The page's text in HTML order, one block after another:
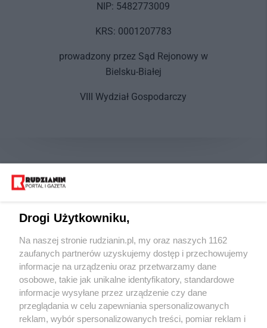
NIP: 5482773009
KRS: 0001207783
prowadzony przez Sąd Rejonowy w
Bielsku-Białej
VIII Wydział Gospodarczy
Wydawca mediów lokalnych
Drogi Użytkowniku,
Na naszej stronie rudzianin.pl, my oraz naszych 1162
zaufanych partnerów uzyskujemy dostęp i przechowujemy
informacje na urządzeniu oraz przetwarzamy dane
osobowe, takie jak unikalne identyfikatory, standardowe
informacje wysyłane przez urządzenie czy dane
przeglądania w celu zapewniania spersonalizowanych
reklam, wybór spersonalizowanych treści, pomiar reklam i